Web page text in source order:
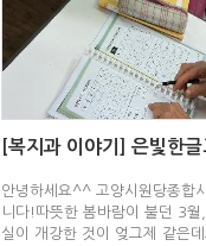
안녕하세요^^ 고양시원당종합
니다!따뜻한 봄바람이 불던 3월
실이 개강한 것이 엊그제 같은